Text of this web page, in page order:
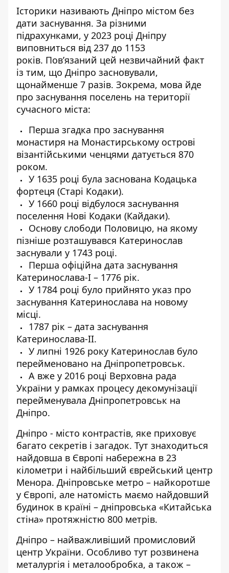
Історики називають Дніпро містом без
дати заснування. За різними
підрахунками, у 2023 році Дніпру
виповниться від 237 до 1153
років. Пов’язаний цей незвичайний факт
із тим, що Дніпро засновували,
щонайменше 7 разів. Зокрема, мова йде
про заснування поселень на території
сучасного міста:
Перша згадка про заснування
монастиря на Монастирському острові
візантійськими ченцями датується 870
роком.
У 1635 році була заснована Кодацька
фортеця (Старі Кодаки).
У 1660 році відбулося заснування
поселення Нові Кодаки (Кайдаки).
Основу слободи Половицю, на якому
пізніше розташувався Катеринослав
заснували у 1743 році.
Перша офіційна дата заснування
Катеринослава-I – 1776 рік.
У 1784 році було прийнято указ про
заснування Катеринослава на новому
місці.
1787 рік – дата заснування
Катеринослава-II.
У липні 1926 року Катеринослав було
перейменовано на Дніпропетровськ.
А вже у 2016 році Верховна рада
України у рамках процесу декомунізації
перейменувала Дніпропетровськ на
Дніпро.
Дніпро - місто контрастів, яке приховує
багато секретів і загадок. Тут знаходиться
найдовша в Європі набережна в 23
кілометри і найбільший єврейський центр
Менора. Дніпровське метро – найкоротше
у Європі, але натомість маємо найдовший
будинок в країні – дніпровська «Китайська
стіна» протяжністю 800 метрів.
Дніпро – найважливіший промисловий
центр України. Особливо тут розвинена
металургія і металообробка, а також –